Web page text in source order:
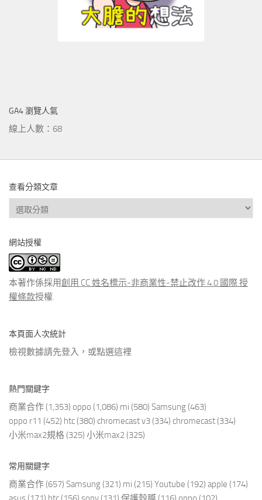
GA4 瀏覽人氣
線上人數：68
查看分類文章
查
看
類
文
章
網站授權
本著作係採用創用 CC 姓名標示-非商業性-禁止改作 4.0 國際 授
權條款授權.
本頁面人次統計
檢視數據請先登入，或點選這裡
熱門關鍵字
商業合作 (1,353) oppo (1,086) mi (580) Samsung (463)
oppo r11 (452) htc (380) chromecast v3 (334) chromecast (334)
小米max2規格 (325) 小米max2 (325)
常用關鍵字
商業合作 (657) Samsung (321) mi (215) Youtube (192) apple (174)